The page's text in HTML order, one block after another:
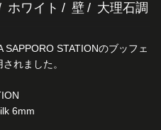
ホワイト 壁 大理石調
STATIONのブッフェ
れました。
6mm